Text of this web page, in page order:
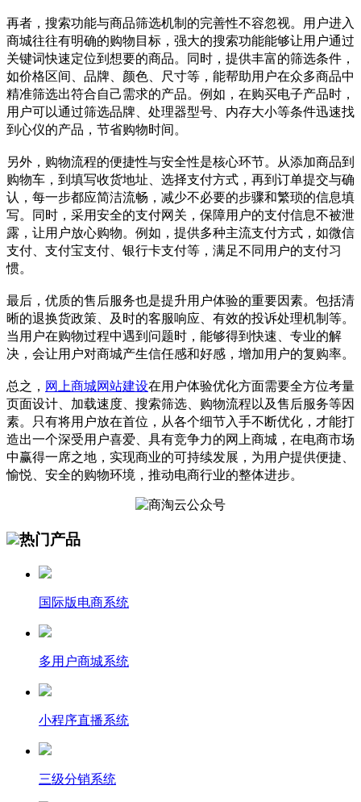
再者，搜索功能与商品筛选机制的完善性不容忽视。用户进入
商城往往有明确的购物目标，强大的搜索功能能够让用户通过
关键词快速定位到想要的商品。同时，提供丰富的筛选条件，
如价格区间、品牌、颜色、尺寸等，能帮助用户在众多商品中
精准筛选出符合自己需求的产品。例如，在购买电子产品时，
用户可以通过筛选品牌、处理器型号、内存大小等条件迅速找
到心仪的产品，节省购物时间。
另外，购物流程的便捷性与安全性是核心环节。从添加商品到
购物车，到填写收货地址、选择支付方式，再到订单提交与确
认，每一步都应简洁流畅，减少不必要的步骤和繁琐的信息填
写。同时，采用安全的支付网关，保障用户的支付信息不被泄
露，让用户放心购物。例如，提供多种主流支付方式，如微信
支付、支付宝支付、银行卡支付等，满足不同用户的支付习
惯。
最后，优质的售后服务也是提升用户体验的重要因素。包括清
晰的退换货政策、及时的客服响应、有效的投诉处理机制等。
当用户在购物过程中遇到问题时，能够得到快速、专业的解
决，会让用户对商城产生信任感和好感，增加用户的复购率。
总之， 网上商城网站建设在用户体验优化方面需要全方位考量
页面设计、加载速度、搜索筛选、购物流程以及售后服务等因
素。只有将用户放在首位，从各个细节入手不断优化，才能打
造出一个深受用户喜爱、具有竞争力的网上商城，在电商市场
中赢得一席之地，实现商业的可持续发展，为用户提供便捷、
愉悦、安全的购物环境，推动电商行业的整体进步。
热门产品
国际版电商系统
多用户商城系统
小程序直播系统
三级分销系统